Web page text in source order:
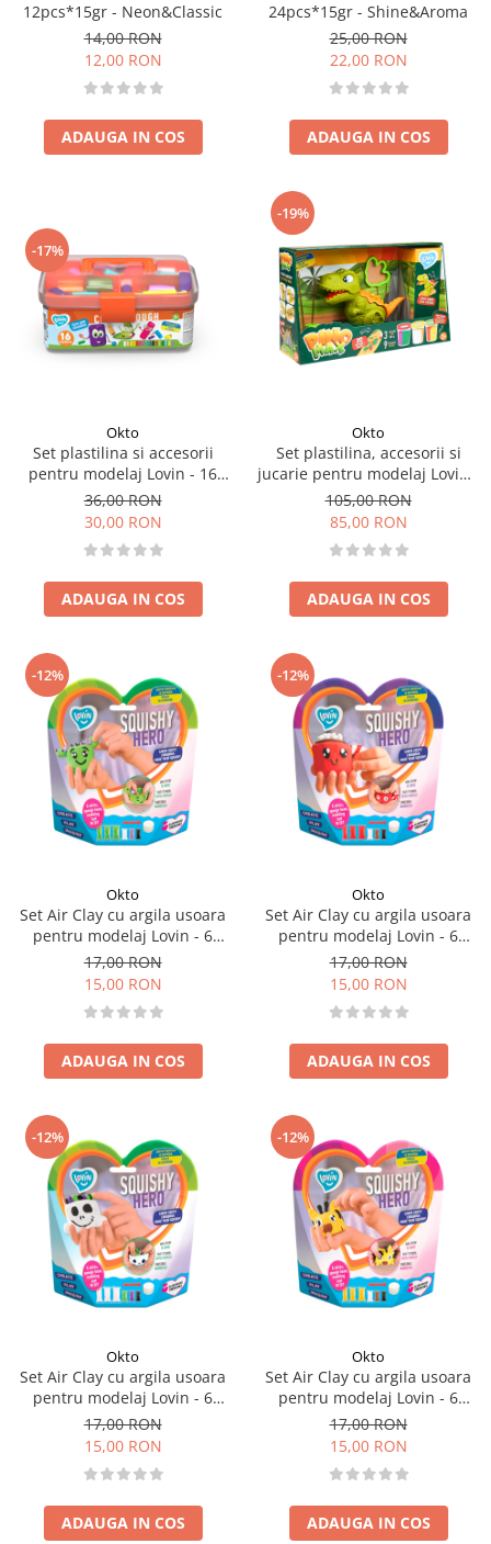
12pcs*15gr - Neon&Classic
14,00 RON
12,00 RON
ADAUGA IN COS
24pcs*15gr - Shine&Aroma
25,00 RON
22,00 RON
ADAUGA IN COS
-17%
Okto
Set plastilina si accesorii
pentru modelaj Lovin - 16
culori
36,00 RON
30,00 RON
ADAUGA IN COS
-19%
Okto
Set plastilina, accesorii si
jucarie pentru modelaj Lovin -
Dino Max
105,00 RON
85,00 RON
ADAUGA IN COS
-12%
Okto
Set Air Clay cu argila usoara
pentru modelaj Lovin - 6
culori - Squishy Hero -
Cactusita
17,00 RON
15,00 RON
ADAUGA IN COS
-12%
Okto
Set Air Clay cu argila usoara
pentru modelaj Lovin - 6
culori - Squishy Hero - Cupcao
17,00 RON
15,00 RON
ADAUGA IN COS
-12%
Okto
Set Air Clay cu argila usoara
pentru modelaj Lovin - 6
culori - Squishy Hero - Scary
Ghost
17,00 RON
15,00 RON
ADAUGA IN COS
-12%
Okto
Set Air Clay cu argila usoara
pentru modelaj Lovin - 6
culori - Squishy Hero -
SquiRaff
17,00 RON
15,00 RON
ADAUGA IN COS